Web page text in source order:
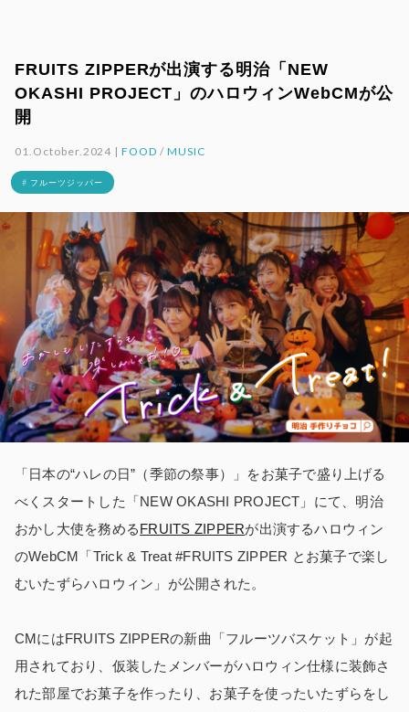
FRUITS ZIPPERが出演する明治「NEW
OKASHI PROJECT」のハロウィンWebCMが公
開
01.October.2024 |FOOD /MUSIC
# フルーツジッパー
「日本の“ハレの日”（季節の祭事）」をお菓子で盛り上げる
べくスタートした「NEW OKASHI PROJECT」にて、明治
おかし大使を務めるFRUITS ZIPPERが出演するハロウィン
のWebCM「Trick & Treat #FRUITS ZIPPER とお菓子で楽し
むいたずらハロウィン」が公開された。
CMにはFRUITS ZIPPERの新曲「フルーツバスケット」が起
用されており、仮装したメンバーがハロウィン仕様に装飾さ
れた部屋でお菓子を作ったり、お菓子を使ったいたずらをし